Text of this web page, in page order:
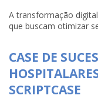
A transformação
que buscam otimizar
CASE DE
SCRIPTCASE